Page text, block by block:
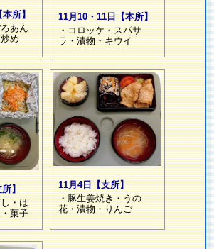
本所】
あん
め
11月10・11日【本所】
・コロッケ・スパサ
ラ・漬物・キウイ
所】
・は
菓子
11月4日【支所】
・豚生姜焼き・うの
花・漬物・りんご